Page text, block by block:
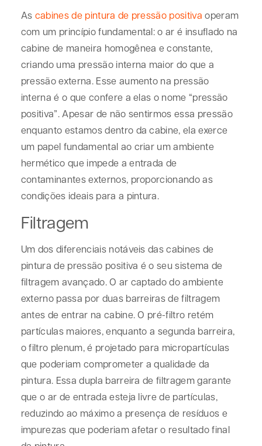
As cabines de pintura de pressão positiva operam
com um princípio fundamental: o ar é insuflado na
cabine de maneira homogênea e constante,
criando uma pressão interna maior do que a
pressão externa. Esse aumento na pressão
interna é o que confere a elas o nome “pressão
positiva”. Apesar de não sentirmos essa pressão
enquanto estamos dentro da cabine, ela exerce
um papel fundamental ao criar um ambiente
hermético que impede a entrada de
contaminantes externos, proporcionando as
condições ideais para a pintura.
Filtragem
Um dos diferenciais notáveis das cabines de
pintura de pressão positiva é o seu sistema de
filtragem avançado. O ar captado do ambiente
externo passa por duas barreiras de filtragem
antes de entrar na cabine. O pré-filtro retém
partículas maiores, enquanto a segunda barreira,
o filtro plenum, é projetado para micropartículas
que poderiam comprometer a qualidade da
pintura. Essa dupla barreira de filtragem garante
que o ar de entrada esteja livre de partículas,
reduzindo ao máximo a presença de resíduos e
impurezas que poderiam afetar o resultado final